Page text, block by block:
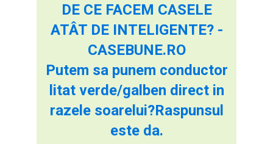
DE CE FACEM CASELE
ATÂT DE INTELIGENTE? -
CASEBUNE.RO
Putem sa punem conductor
litat verde/galben direct in
razele soarelui?Raspunsul
este da.